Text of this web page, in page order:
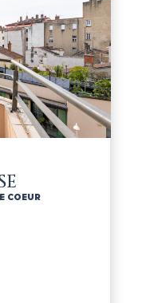
COEUR